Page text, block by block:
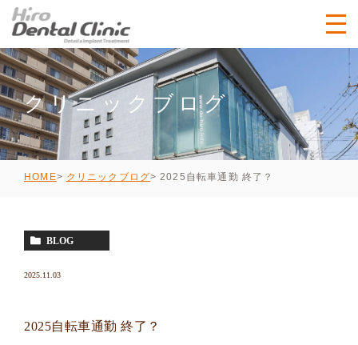
クリニックブログ
HOME クリニックブログ 2025自転車通勤 終了？
BLOG
2025.11.03
2025自転車通勤 終了？